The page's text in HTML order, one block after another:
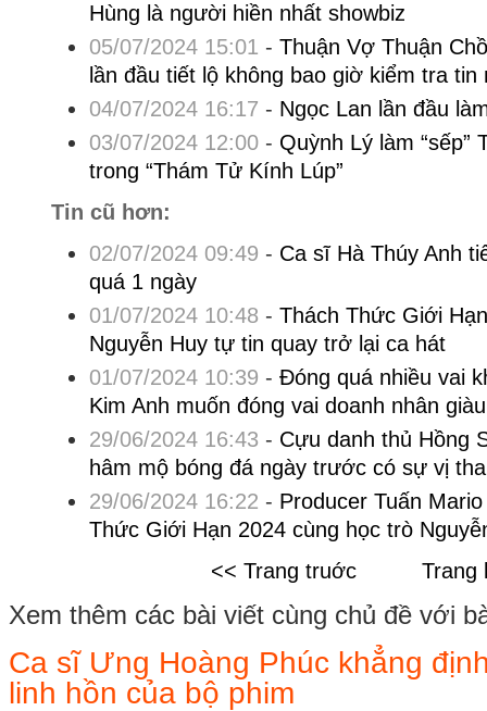
Hùng là người hiền nhất showbiz
05/07/2024 15:01 - Thuận Vợ Thuận
lần đầu tiết lộ không bao giờ kiểm tra tin
04/07/2024 16:17 - Ngọc Lan lần đầu
03/07/2024 12:00- Quỳnh Lý làm “sếp”
trong “Thám Tử Kính Lúp”
Tin cũ hơn:
02/07/2024 09:49 - Ca sĩ Hà Thúy Anh
quá 1 ngày
01/07/2024 10:48 - Thách Thức Giới
Nguyễn Huy tự tin quay trở lại ca hát
01/07/2024 10:39 - Đóng quá nhiều vai
Kim Anh muốn đóng vai doanh nhân
29/06/2024 16:43 - Cựu danh thủ Hồng
hâm mộ bóng đá ngày trước có sự vị tha
29/06/2024 16:22 - Producer Tuấn
Thức Giới Hạn 2024 cùng học trò
<< Trang truớc
Trang
Xem thêm các bài viết cùng chủ đề với
Ca sĩ Ưng Hoàng Phúc khẳng
linh hồn của bộ phim